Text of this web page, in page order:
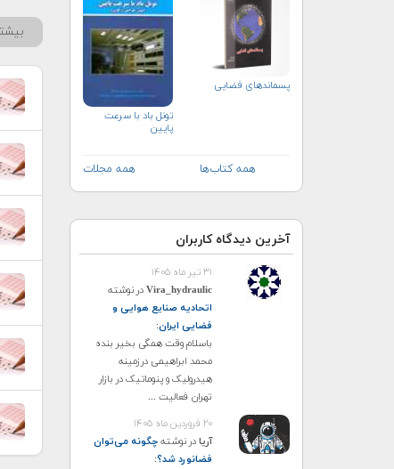
پسماندهای فضایی
تونل باد با سرعت
پایین
همه کتاب‌ها همه مجلات
آخرین دیدگاه کاربران
۳۱ تیر ماه ۱۴۰۵
Vira_hydraulicدر نوشته
اتحادیه صنایع هوایی و
فضایی ایران:
باسلام وقت همگی بخیر بنده
محمد ابراهیمی درزمینه
هیدرولیک و پنوماتیک در بازار
تهران فعالیت ...
۲۰ فروردین ماه ۱۴۰۵
آریادر نوشتهچگونه می‌توان
فضانورد شد؟: